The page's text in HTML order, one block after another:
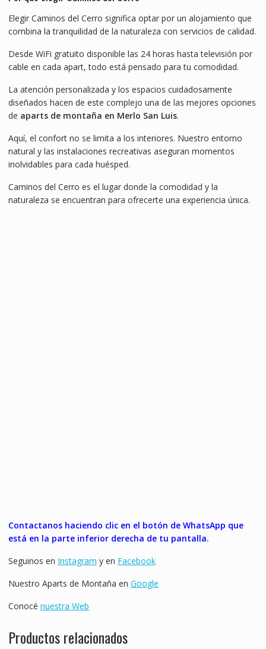
Elegir Caminos del Cerro significa optar por un alojamiento que
combina la tranquilidad de la naturaleza con servicios de calidad.
Desde WiFi gratuito disponible las 24 horas hasta televisión por
cable en cada apart, todo está pensado para tu comodidad.
La atención personalizada y los espacios cuidadosamente
diseñados hacen de este complejo una de las mejores opciones
de aparts de montaña en Merlo San Luis.
Aquí, el confort no se limita a los interiores. Nuestro entorno
natural y las instalaciones recreativas aseguran momentos
inolvidables para cada huésped.
Caminos del Cerro es el lugar donde la comodidad y la
naturaleza se encuentran para ofrecerte una experiencia única.
Contactanos haciendo clic en el botón de WhatsApp que
está en la parte inferior derecha de tu pantalla.
Seguinos en Instagram y en Facebook
Nuestro Aparts de Montaña en Google
Conocé nuestra Web
Productos relacionados